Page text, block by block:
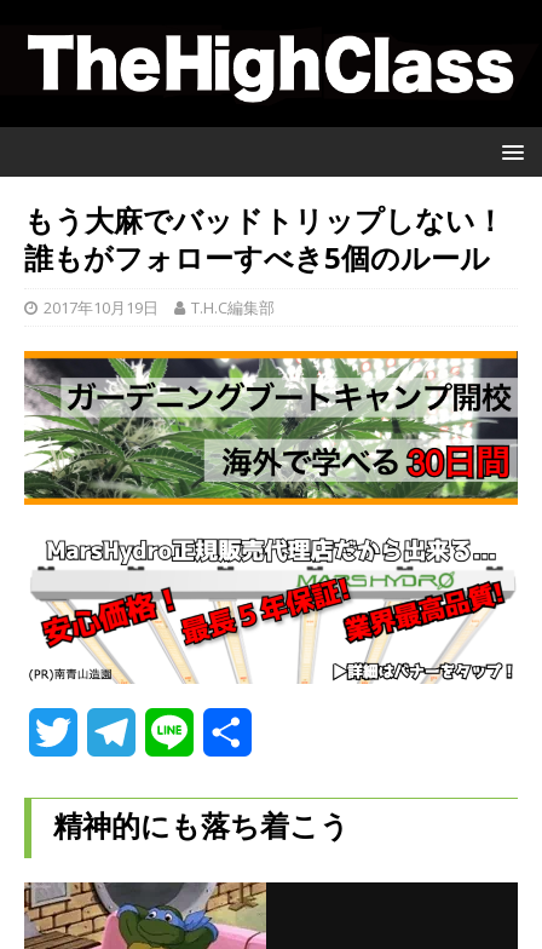
もう大麻でバッドトリップしない！
誰もがフォローすべき5個のルール
2017年10月19日 T.H.C編集部
i
t
t
l
e
g
n
e
精神的にも落ち着こう